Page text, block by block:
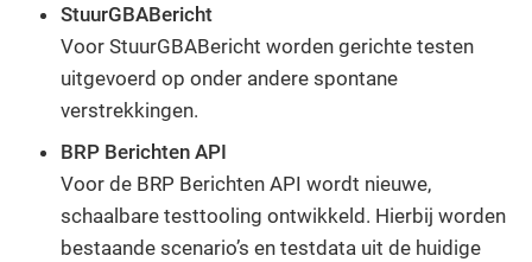
StuurGBABericht
Voor StuurGBABericht worden gerichte testen
uitgevoerd op onder andere spontane
verstrekkingen.
BRP Berichten API
Voor de BRP Berichten API wordt nieuwe,
schaalbare testtooling ontwikkeld. Hierbij worden
bestaande scenario’s en testdata uit de huidige